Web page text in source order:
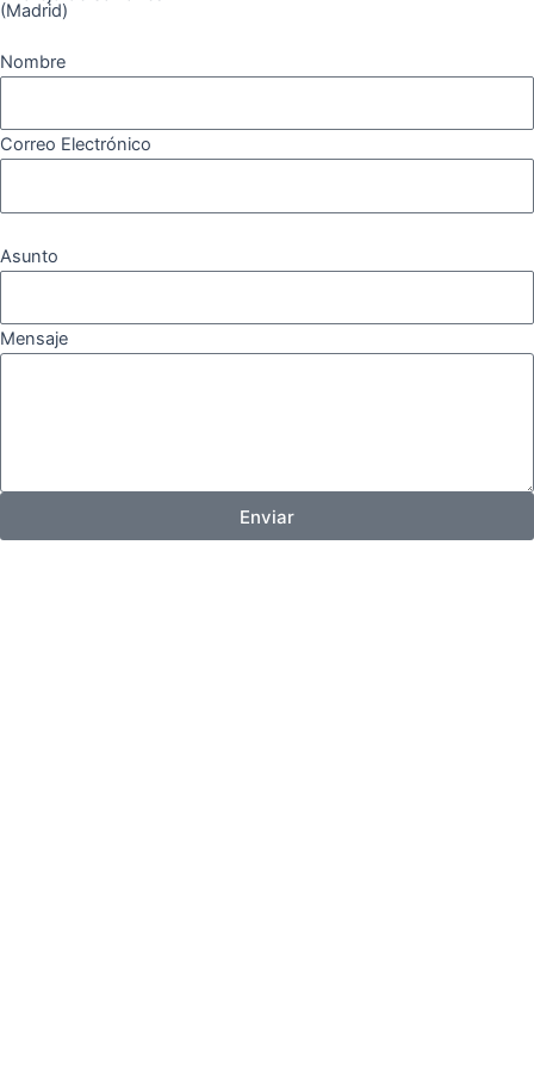
(Madrid)
Nombre
Correo Electrónico
Asunto
Mensaje
Enviar